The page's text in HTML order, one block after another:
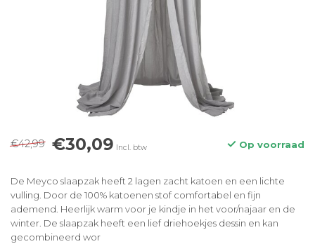
€42,99 €30,09 Incl. btw Op voorraad
De Meyco slaapzak heeft 2 lagen zacht katoen en een lichte
vulling. Door de 100% katoenen stof comfortabel en fijn
ademend. Heerlijk warm voor je kindje in het voor/najaar en de
winter. De slaapzak heeft een lief driehoekjes dessin en kan
gecombineerd wor